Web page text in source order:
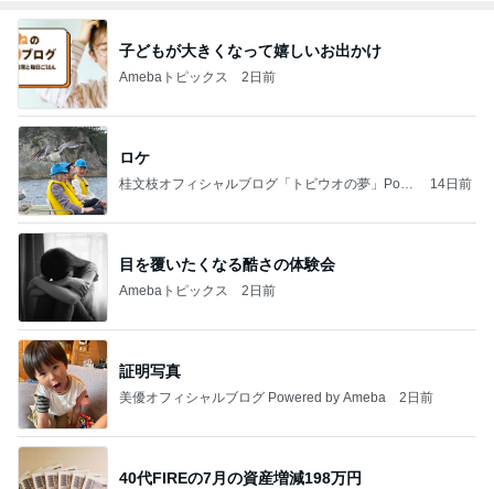
子どもが大きくなって嬉しいお出かけ
Amebaトピックス 2日前
ロケ
桂文枝オフィシャルブログ「トビウオの夢」Pow
14日前
目を覆いたくなる酷さの体験会
Amebaトピックス 2日前
証明写真
美優オフィシャルブログ Powered by Ameba 2日前
40代FIREの7月の資産増減198万円